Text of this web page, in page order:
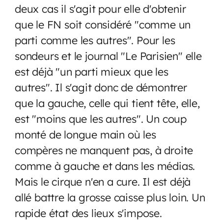
deux cas il s'agit pour elle d'obtenir
que le FN soit considéré "comme un
parti comme les autres". Pour les
sondeurs et le journal "Le Parisien" elle
est déjà "un parti mieux que les
autres". Il s'agit donc de démontrer
que la gauche, celle qui tient tête, elle,
est "moins que les autres". Un coup
monté de longue main où les
compères ne manquent pas, à droite
comme à gauche et dans les médias.
Mais le cirque n'en a cure. Il est déjà
allé battre la grosse caisse plus loin. Un
rapide état des lieux s'impose.